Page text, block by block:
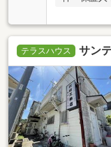
テラスハウス サン